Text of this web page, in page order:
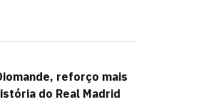
reforço mais
do Real Madrid